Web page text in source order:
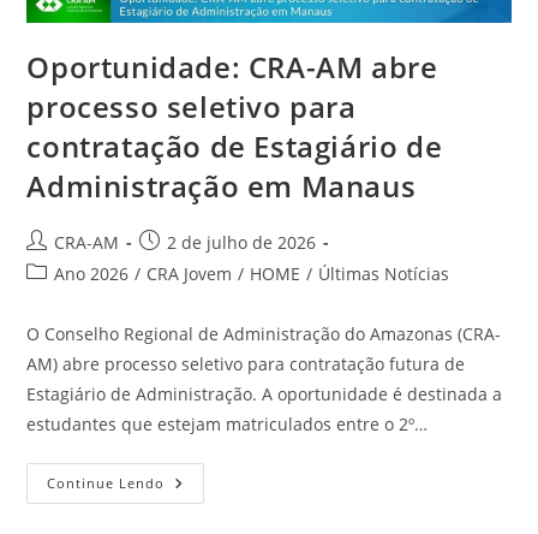
Oportunidade: CRA-AM abre
processo seletivo para
contratação de Estagiário de
Administração em Manaus
CRA-AM
2 de julho de 2026
Ano 2026 / CRA Jovem / HOME / Últimas Notícias
O Conselho Regional de Administração do Amazonas (CRA-
AM) abre processo seletivo para contratação futura de
Estagiário de Administração. A oportunidade é destinada a
estudantes que estejam matriculados entre o 2º…
Continue Lendo